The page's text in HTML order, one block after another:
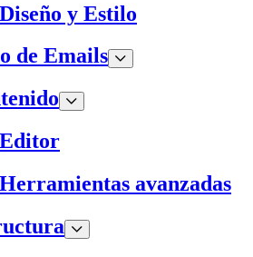
Diseño y Estilo
de Emails
Editor
Herramientas avanzadas